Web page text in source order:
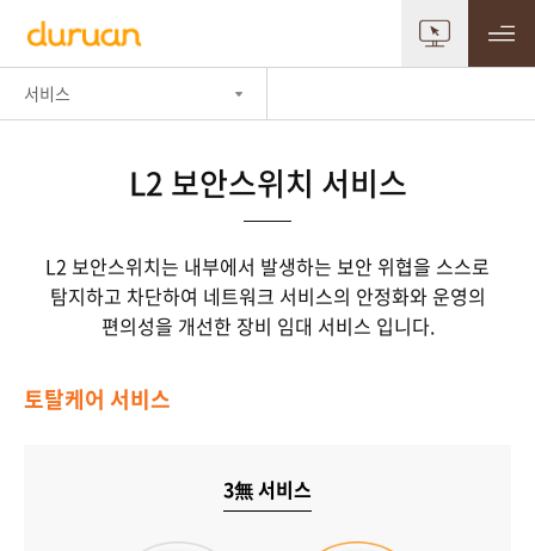
서비스
L2 보안스위치 서비스
L2 보안스위치는 내부에서 발생하는 보안 위협을 스스로
탐지하고 차단하여 네트워크 서비스의 안정화와 운영의
편의성을 개선한 장비 임대 서비스 입니다.
토탈케어 서비스
3無 서비스